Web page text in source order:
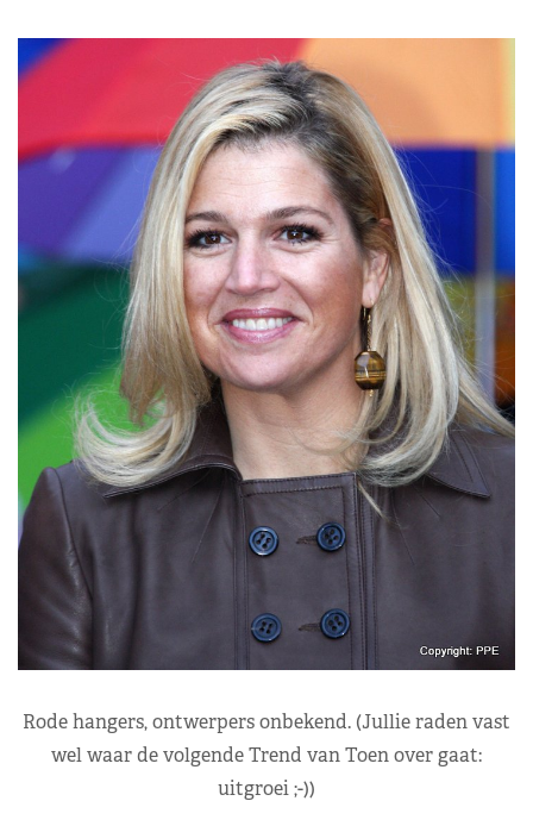
Rode hangers, ontwerpers onbekend. (Jullie raden vast
wel waar de volgende Trend van Toen over gaat:
uitgroei ;-))